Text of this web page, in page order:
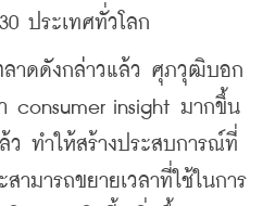
ประเทศทั่วโลก
ดดังกล่าวแล้ว ศุภวุฒิบอก
consumer insight มากขึ้น
ว ทำให้สร้างประสบการณ์ที่
ามารถขยายเวลาที่ใช้ในการ